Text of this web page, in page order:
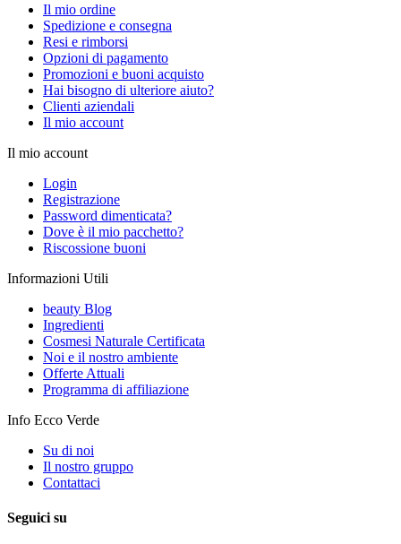
Il mio ordine
Spedizione e consegna
Resi e rimborsi
Opzioni di pagamento
Promozioni e buoni acquisto
Hai bisogno di ulteriore aiuto?
Clienti aziendali
Il mio account
Il mio account
Login
Registrazione
Password dimenticata?
Dove è il mio pacchetto?
Riscossione buoni
Informazioni Utili
beauty Blog
Ingredienti
Cosmesi Naturale Certificata
Noi e il nostro ambiente
Offerte Attuali
Programma di affiliazione
Info Ecco Verde
Su di noi
Il nostro gruppo
Contattaci
Seguici su